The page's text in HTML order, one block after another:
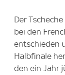
Der
bei den
entschieden
Halbfinale
den ein Jahr